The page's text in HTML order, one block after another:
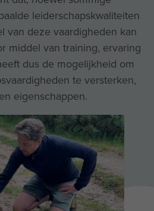
leiderschapskwaliteiten
van deze vaardigheden kan
middel van training, ervaring
dus de mogelijkheid om
te versterken,
eigenschappen.